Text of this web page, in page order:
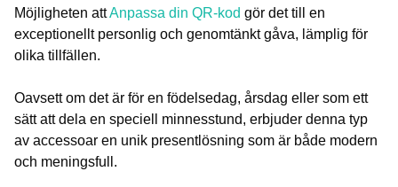
Möjligheten attAnpassa din QR-kod gör det till en
exceptionellt personlig och genomtänkt gåva, lämplig för
olika tillfällen.
Oavsett om det är för en födelsedag, årsdag eller som ett
sätt att dela en speciell minnesstund, erbjuder denna typ
av accessoar en unik presentlösning som är både modern
och meningsfull.